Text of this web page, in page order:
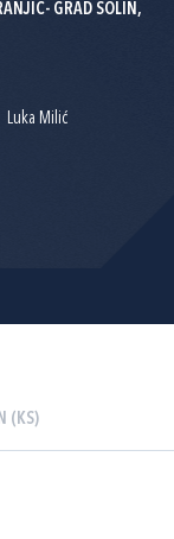
GRAD SOLIN,
Luka Milić
(KS)